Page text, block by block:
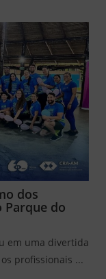
dos
do
em uma divertida
profissionais ...